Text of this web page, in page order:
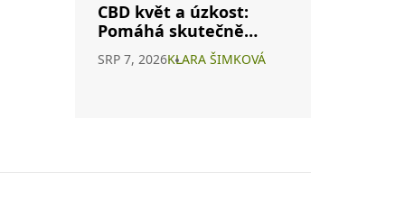
CBD květ a úzkost:
Pomáhá skutečně
nebo je to jen
marketing?
SRP 7, 2026KLARA ŠIMKOVÁ